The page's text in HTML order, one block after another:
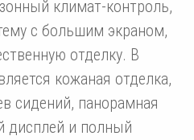
климат-контроль,
с большим экраном,
отделку. В
кожаная отделка,
сидений, панорамная
дисплей и полный